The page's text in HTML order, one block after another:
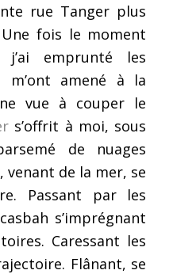
rue Tanger plus
fois le moment
j’ai emprunté les
m’ont amené à la
vue à couper le
s’offrit à moi, sous
de nuages
venant de la mer, se
Passant par les
s’imprégnant
Caressant les
Flânant, se